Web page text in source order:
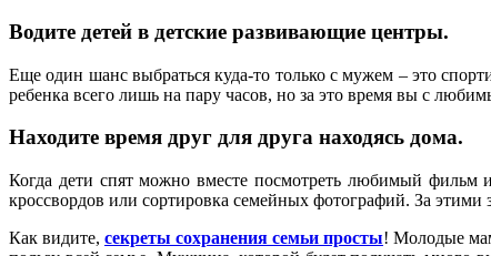
Водите детей в детские развивающие центры.
Еще один шанс выбраться куда-то только с мужем – это
ребенка всего лишь на пару часов, но за это время вы с
Находите время друг для друга находясь дома.
Когда дети спят можно вместе посмотреть любимый фильм
кроссвордов или сортировка семейных фотографий. За
Как видите, секреты сохранения семьи просты! Молодые